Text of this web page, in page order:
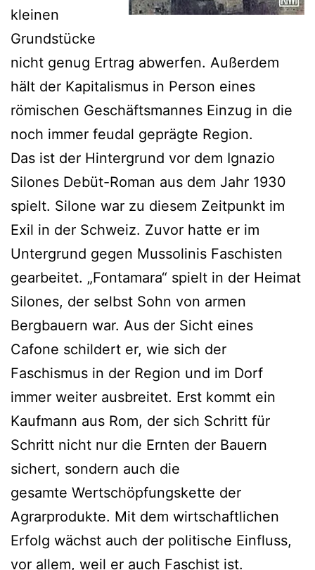
kleinen
Grundstücke
nicht genug Ertrag abwerfen. Außerdem
hält der Kapitalismus in Person eines
römischen Geschäftsmannes Einzug in die
noch immer feudal geprägte Region.
Das ist der Hintergrund vor dem Ignazio
Silones Debüt-Roman aus dem Jahr 1930
spielt. Silone war zu diesem Zeitpunkt im
Exil in der Schweiz. Zuvor hatte er im
Untergrund gegen Mussolinis Faschisten
gearbeitet. „Fontamara“ spielt in der Heimat
Silones, der selbst Sohn von armen
Bergbauern war. Aus der Sicht eines
Cafone schildert er, wie sich der
Faschismus in der Region und im Dorf
immer weiter ausbreitet. Erst kommt ein
Kaufmann aus Rom, der sich Schritt für
Schritt nicht nur die Ernten der Bauern
sichert, sondern auch die
gesamte Wertschöpfungskette der
Agrarprodukte. Mit dem wirtschaftlichen
Erfolg wächst auch der politische Einfluss,
vor allem, weil er auch Faschist ist.